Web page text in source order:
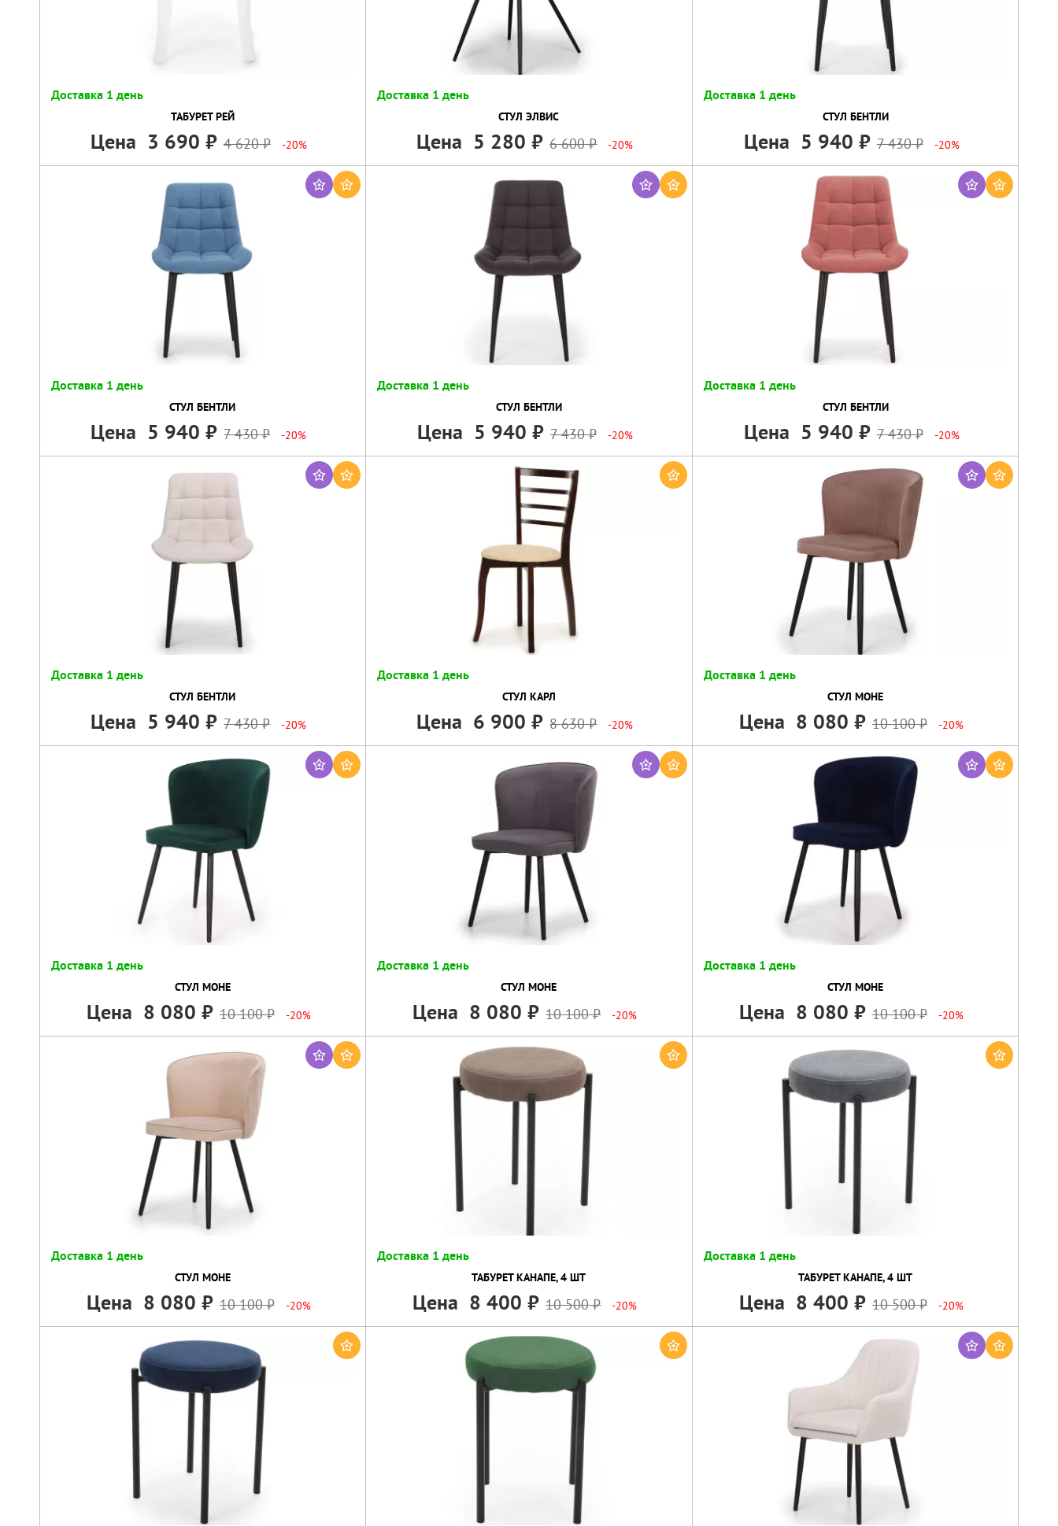
Доставка 1 день
ТАБУРЕТ РЕЙ
Цена 3 690 4 620 -20%
Доставка 1 день
СТУЛ ЭЛВИС
Цена 5 280 6 600 -20%
Доставка 1 день
СТУЛ БЕНТЛИ
Цена 5 940 7 430 -20%
Доставка 1 день
СТУЛ БЕНТЛИ
Цена 5 940 7 430 -20%
Доставка 1 день
СТУЛ БЕНТЛИ
Цена 5 940 7 430 -20%
Доставка 1 день
СТУЛ БЕНТЛИ
Цена 5 940 7 430 -20%
Доставка 1 день
СТУЛ БЕНТЛИ
Цена 5 940 7 430 -20%
Доставка 1 день
СТУЛ КАРЛ
Цена 6 900 8 630 -20%
Доставка 1 день
СТУЛ МОНЕ
Цена 8 080 10 100 -20%
Доставка 1 день
СТУЛ МОНЕ
Цена 8 080 10 100 -20%
Доставка 1 день
СТУЛ МОНЕ
Цена 8 080 10 100 -20%
Доставка 1 день
СТУЛ МОНЕ
Цена 8 080 10 100 -20%
Доставка 1 день
СТУЛ МОНЕ
Цена 8 080 10 100 -20%
Доставка 1 день
ТАБУРЕТ КАНАПЕ, 4 ШТ
Цена 8 400 10 500 -20%
Доставка 1 день
ТАБУРЕТ КАНАПЕ, 4 ШТ
Цена 8 400 10 500 -20%